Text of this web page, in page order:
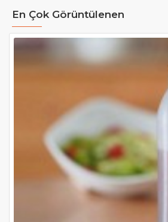
En Çok Görüntülenen